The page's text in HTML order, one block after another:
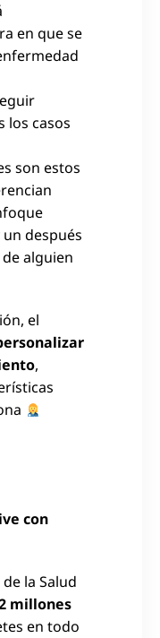
en que se
los casos
son estos
después
alguien
el
,
con
la Salud
millones
en todo